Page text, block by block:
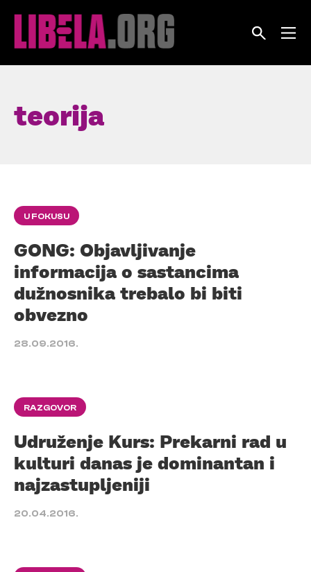
teorija
U FOKUSU
GONG: Objavljivanje
informacija o sastancima
dužnosnika trebalo bi biti
obvezno
28.09.2016.
RAZGOVOR
Udruženje Kurs: Prekarni rad u
kulturi danas je dominantan i
najzastupljeniji
20.04.2016.